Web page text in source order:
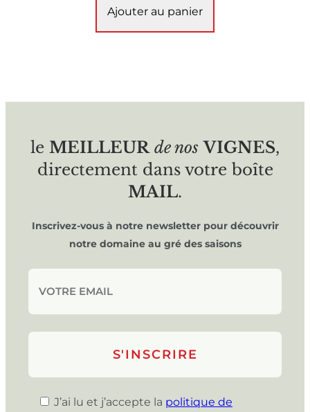
Ajouter au panier
le MEILLEUR de nos VIGNES,
directement dans votre boîte
MAIL.
Inscrivez-vous à notre newsletter pour découvrir
notre domaine au gré des saisons
J’ai lu et j’accepte la politique de